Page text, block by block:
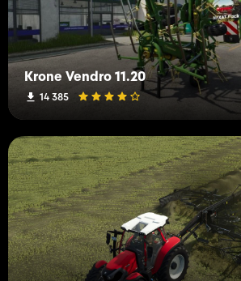
Krone Vendro 11.20
14 385